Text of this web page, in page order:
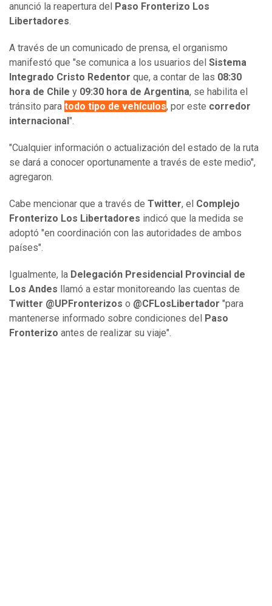
anunció la reapertura del
Paso Fronterizo Los
Libertadores.
A través de un comunicado de prensa, el organismo
manifestó que "se comunica a los usuarios del Sistema
Integrado Cristo Redentor que, a contar de las 08:30
hora de Chile y 09:30 hora de Argentina, se habilita el
tránsito para todo tipo de vehículos, por este corredor
internacional ".
"Cualquier información o actualización del estado de la ruta
se dará a conocer oportunamente a través de este medio",
agregaron.
Cabe mencionar que a través de Twitter, el Complejo
Fronterizo Los Libertadores indicó que la medida se
adoptó "en coordinación con las autoridades de ambos
países".
Igualmente, la Delegación Presidencial Provincial de
Los Andes
llamó a estar monitoreando las cuentas de
Twitter @UPFronterizos o @CFLosLibertador "para
mantenerse informado sobre condiciones del
Paso
Fronterizo antes de realizar su viaje".